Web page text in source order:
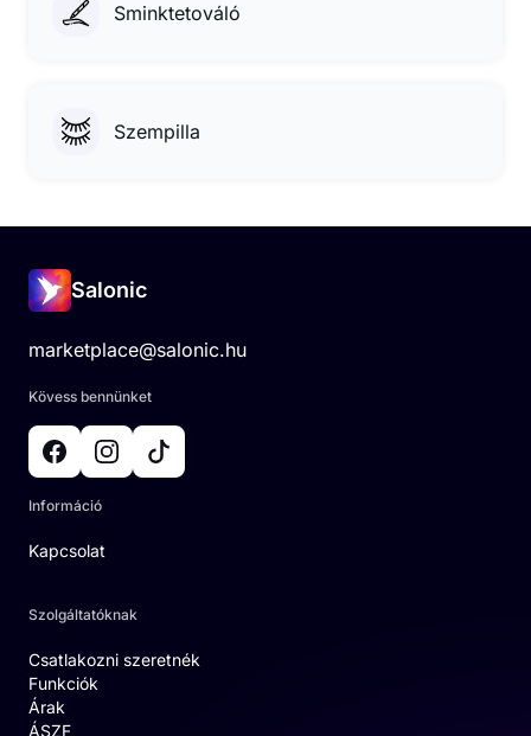
Sminktetováló
Szempilla
Salonic
marketplace@salonic.hu
Kövess bennünket
Információ
Kapcsolat
Szolgáltatóknak
Csatlakozni szeretnék
Funkciók
Árak
ÁSZF